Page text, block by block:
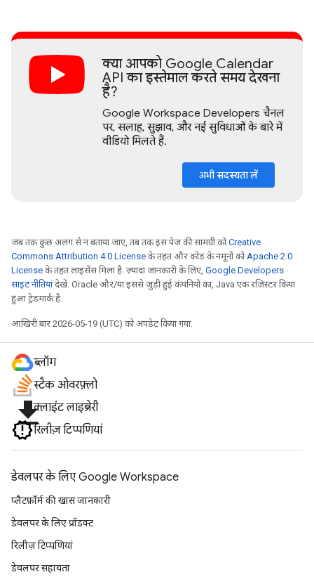
क्या आपको Google Calendar
API का इस्तेमाल करते समय देखना
है?
Google Workspace Developers चैनल
पर, सलाह, सुझाव, और नई सुविधाओं के बारे में
वीडियो मिलते हैं.
अभी सदस्यता लें
जब तक कुछ अलग से न बताया जाए, तब तक इस पेज की सामग्री कोCreative
Commons Attribution 4.0 License के तहत और कोड के नमूनों को Apache 2.0
License के तहत लाइसेंस मिला है. ज़्यादा जानकारी के लिए, Google Developers
साइट नीतियांदेखें. Oracle और/या इससे जुड़ी हुई कंपनियों का, Java एक रजिस्टर किया
हुआ ट्रेडमार्क है.
आखिरी बार 2026-05-19 (UTC) को अपडेट किया गया.
ब्लॉग
स्टैक ओवरफ़्लो
file_downloadक्लाइंट लाइब्रेरी
रिलीज़ टिप्पणियां
डेवलपर के लिए Google Workspace
प्लैटफ़ॉर्म की खास जानकारी
डेवलपर के लिए प्रॉडक्ट
रिलीज़ टिप्पणियां
डेवलपर सहायता